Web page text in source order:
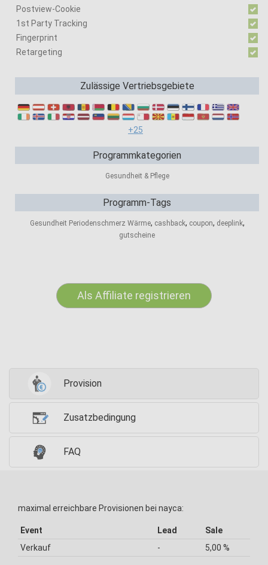
Postview-Cookie
1st Party Tracking
Fingerprint
Retargeting
Zulässige Vertriebsgebiete
+25
Programmkategorien
Gesundheit & Pflege
Programm-Tags
Gesundheit Periodenschmerz Wärme, cashback, coupon, deeplink,
gutscheine
Als Affiliate registrieren
Provision
Zusatzbedingung
FAQ
maximal erreichbare Provisionen bei nayca:
Event Lead
Sale
Verkauf
- 5,00 %